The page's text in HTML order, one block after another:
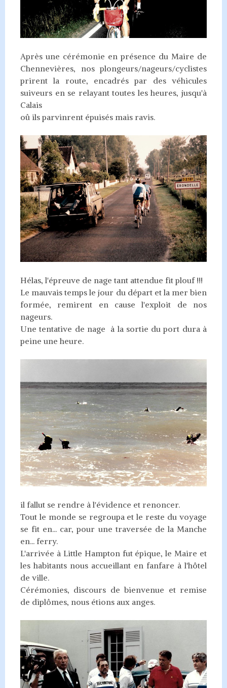
Après une cérémonie en présence du Maire de
Chennevières, nos plongeurs/nageurs/cyclistes
prirent la route, encadrés par des véhicules
suiveurs en se relayant toutes les heures, jusqu'à
Calais
oû ils parvinrent épuisés mais ravis.
Hélas, l'épreuve de nage tant attendue fit plouf !!!
Le mauvais temps le jour du départ et la mer bien
formée, remirent en cause l'exploit de nos
nageurs.
Une tentative de nage à la sortie du port dura à
peine une heure.
il fallut se rendre à l'évidence et renoncer.
Tout le monde se regroupa et le reste du voyage
se fit en... car, pour une traversée de la Manche
en... ferry.
L'arrivée à Little Hampton fut épique, le Maire et
les habitants nous accueillant en fanfare à l'hôtel
de ville.
Cérémonies, discours de bienvenue et remise
de diplômes, nous étions aux anges.